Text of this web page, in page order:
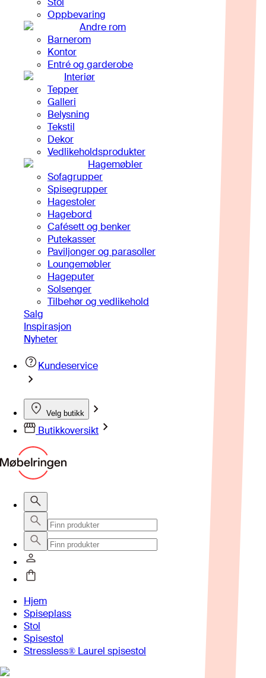
Oppbevaring
Andre rom
Barnerom
Kontor
Entré og garderobe
Interiør
Tepper
Galleri
Belysning
Tekstil
Dekor
Vedlikeholdsprodukter
Hagemøbler
Sofagrupper
Spisegrupper
Hagestoler
Hagebord
Cafésett og benker
Putekasser
Paviljonger og parasoller
Loungemøbler
Hageputer
Solsenger
Tilbehør og vedlikehold
Salg
Inspirasjon
Nyheter
Kundeservice
Velg butikk
Butikkoversikt
Hjem
Spiseplass
Stol
Spisestol
Stressless® Laurel spisestol